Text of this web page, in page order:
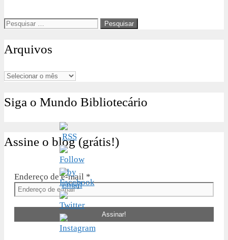
Pesquisar
Arquivos
Arquivos
Siga o Mundo Bibliotecário
Assine o blog (grátis!)
Endereço de e-mail *